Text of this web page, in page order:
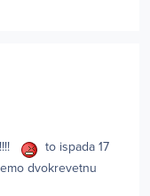
to ispada 17
dvokrevetnu